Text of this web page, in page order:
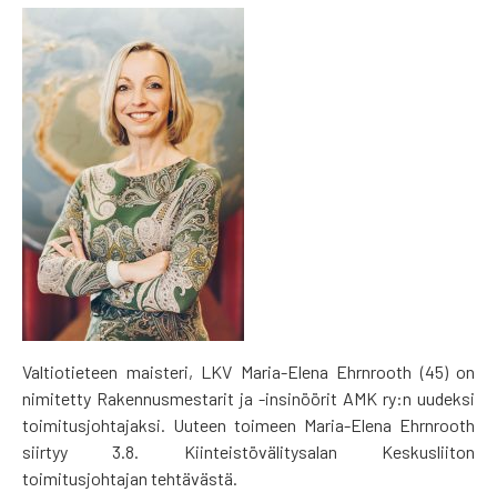
Valtiotieteen maisteri, LKV Maria-Elena Ehrnrooth (45) on
nimitetty Rakennusmestarit ja -insinöörit AMK ry:n uudeksi
toimitusjohtajaksi. Uuteen toimeen Maria-Elena Ehrnrooth
siirtyy 3.8. Kiinteistövälitysalan Keskusliiton
toimitusjohtajan tehtävästä.